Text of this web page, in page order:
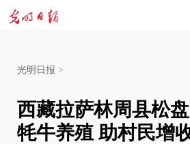
光明日报 >
西藏拉萨林周县松
牦牛养殖 助村民增